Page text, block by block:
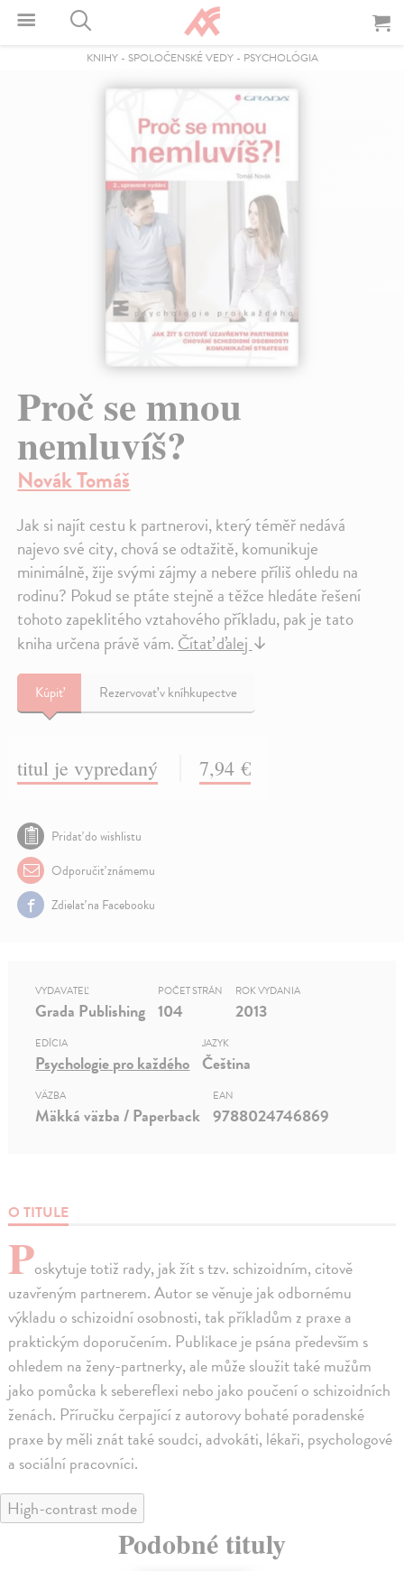
KNIHY- SPOLOČENSKÉ VEDY- PSYCHOLÓGIA
Proč se mnou
nemluvíš?
Novák Tomáš
Jak si najít cestu k partnerovi, který téměř nedává
najevo své city, chová se odtažitě, komunikuje
minimálně, žije svými zájmy a nebere příliš ohledu na
rodinu? Pokud se ptáte stejně a těžce hledáte řešení
tohoto zapeklitého vztahového příkladu, pak je tato
kniha určena právě vám. Čítať ďalej ↓
Kúpiť Rezervovať v kníhkupectve
titul je vypredaný 7,94 €
Pridať do wishlistu
Odporučiť známemu
Zdielať na Facebooku
O TITULE
Poskytuje totiž rady, jak žít s tzv. schizoidním, citově
uzavřeným partnerem. Autor se věnuje jak odbornému
výkladu o schizoidní osobnosti, tak příkladům z praxe a
praktickým doporučením. Publikace je psána především s
ohledem na ženy-partnerky, ale může sloužit také mužům
jako pomůcka k sebereflexi nebo jako poučení o schizoidních
ženách. Příručku čerpající z autorovy bohaté poradenské
praxe by měli znát také soudci, advokáti, lékaři, psychologové
a sociální pracovníci.
VYDAVATEĽ
Grada Publishing
POČET STRÁN
104
ROK VYDANIA
2013
EDÍCIA
Psychologie pro každého
JAZYK
Čeština
VÄZBA
Mäkká väzba / Paperback
EAN
9788024746869
High-contrast mode
Podobné tituly